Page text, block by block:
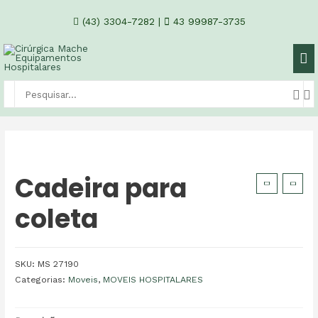
(43) 3304-7282 | 43 99987-3735
Cadeira para
coleta
SKU: MS 27190
Categorias: Moveis, MOVEIS HOSPITALARES